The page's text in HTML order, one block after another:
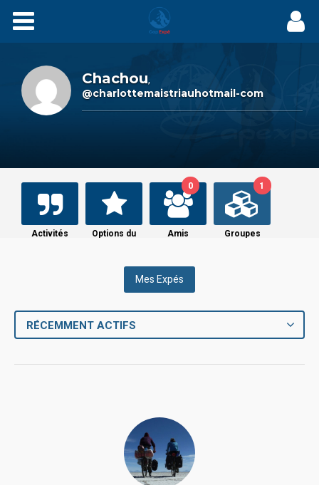
Récits
Videos
Films
Agenda
Chachou,
@charlottemaistriauhotmail-com
Activités
Options du
Amis
0
Groupes
1
Mes Expés
RÉCEMMENT ACTIFS